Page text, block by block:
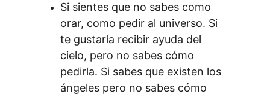
Si sientes que no sabes como
orar, como pedir al universo. Si
te gustaría recibir ayuda del
cielo, pero no sabes cómo
pedirla. Si sabes que existen los
ángeles pero no sabes cómo